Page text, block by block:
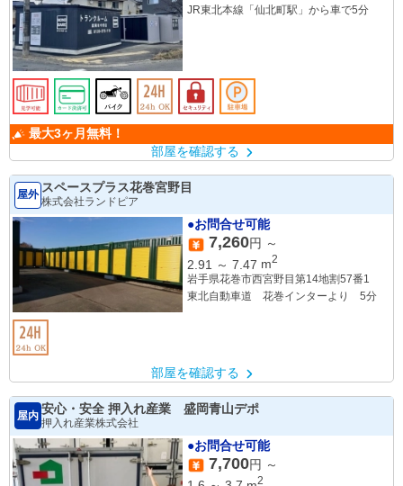
JR東北本線「仙北町駅」から車で5分
最大3ヶ月無料！
部屋を確認する
屋外 スペースプラス花巻宮野目
株式会社ランドピア
●お問合せ可能
7,260円 ～
2.91
～ 7.47 m2
岩手県花巻市西宮野目第14地割57番1
東北自動車道 花巻インターより 5分
部屋を確認する
屋内
安心・安全 押入れ産業 盛岡青山デポ
押入れ産業株式会社
●お問合せ可能
7,700円 ～
2